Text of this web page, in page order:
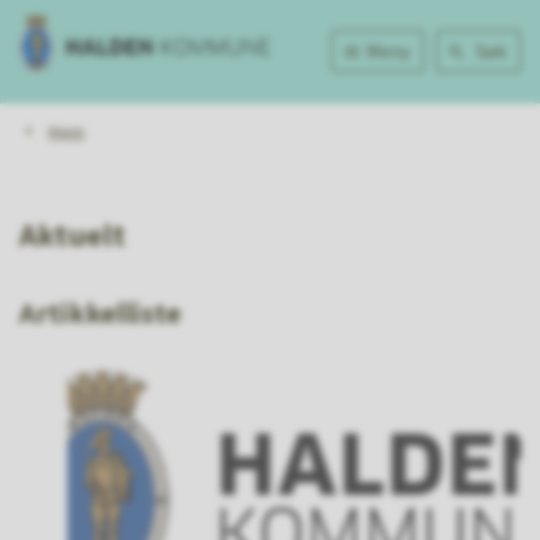
Halden
kommune
Meny Søk
Hjem
Aktuelt
Artikkelliste